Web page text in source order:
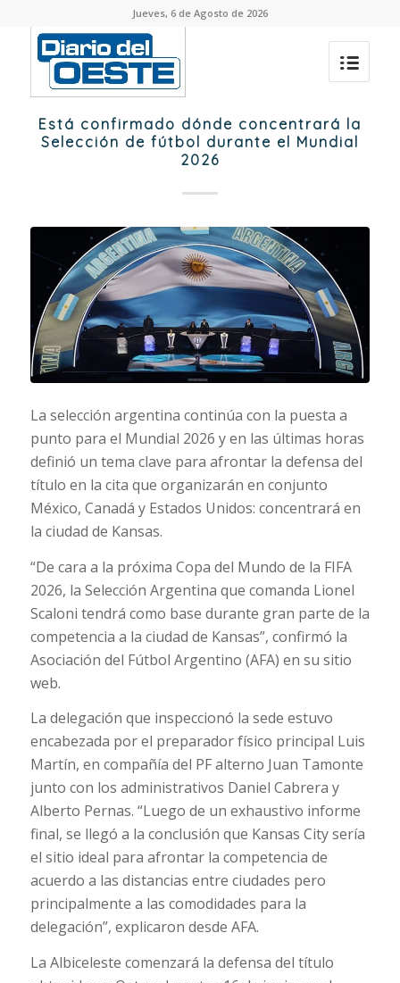
Jueves, 6 de Agosto de 2026
Está confirmado dónde concentrará la
Selección de fútbol durante el Mundial
2026
La selección argentina continúa con la puesta a
punto para el Mundial 2026 y en las últimas horas
definió un tema clave para afrontar la defensa del
título en la cita que organizarán en conjunto
México, Canadá y Estados Unidos: concentrará en
la ciudad de Kansas.
“De cara a la próxima Copa del Mundo de la FIFA
2026, la Selección Argentina que comanda Lionel
Scaloni tendrá como base durante gran parte de la
competencia a la ciudad de Kansas”, confirmó la
Asociación del Fútbol Argentino (AFA) en su sitio
web.
La delegación que inspeccionó la sede estuvo
encabezada por el preparador físico principal Luis
Martín, en compañía del PF alterno Juan Tamonte
junto con los administrativos Daniel Cabrera y
Alberto Pernas. “Luego de un exhaustivo informe
final, se llegó a la conclusión que Kansas City sería
el sitio ideal para afrontar la competencia de
acuerdo a las distancias entre ciudades pero
principalmente a las comodidades para la
delegación”, explicaron desde AFA.
La Albiceleste comenzará la defensa del título